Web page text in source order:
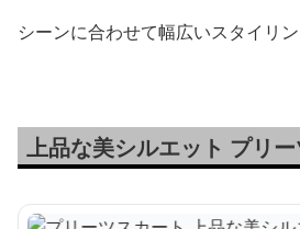
シーンに合わせて幅広いスタイリン
上品な美シルエット プリ